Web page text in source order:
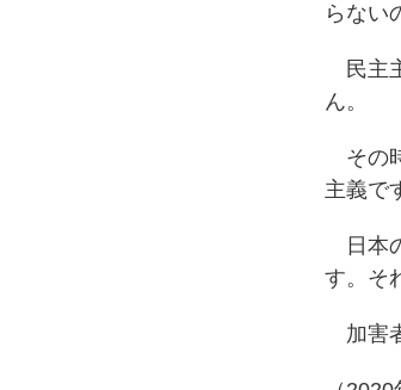
らない
民主
ん。
その
主義で
日本
す。そ
加害